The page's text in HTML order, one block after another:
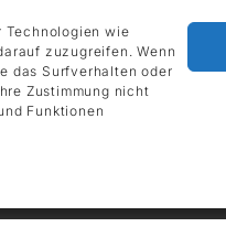
Technologien wie
zuzugreifen. Wenn
das Surfverhalten oder
Zustimmung nicht
Funktionen
ADRESSE